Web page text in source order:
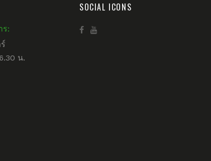
ร:
น.
SOCIAL ICONS